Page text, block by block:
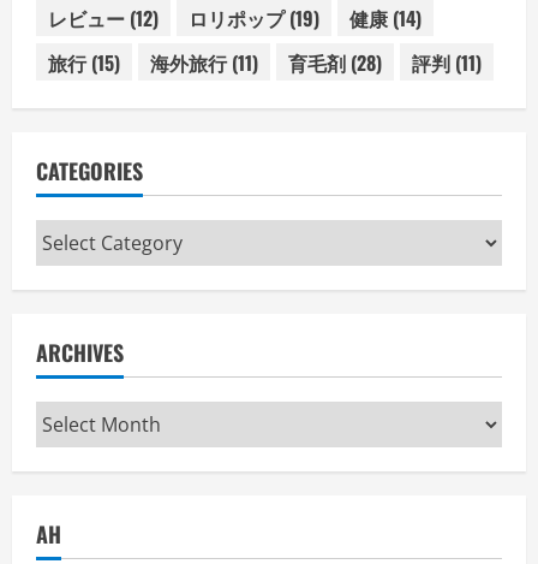
レビュー (12) ロリポップ(19) 健康 (14)
旅行(15) 海外旅行(11) 育毛剤 (28) 評判 (11)
CATEGORIES
Categories
ARCHIVES
Archives
AH